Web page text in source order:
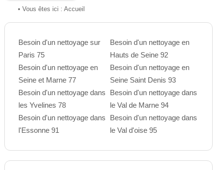
• Vous êtes ici : Accueil
Besoin d'un nettoyage sur
Paris 75
Besoin d'un nettoyage en
Seine et Marne 77
Besoin d'un nettoyage dans
les Yvelines 78
Besoin d'un nettoyage dans
l'Essonne 91
Besoin d'un nettoyage en
Hauts de Seine 92
Besoin d'un nettoyage en
Seine Saint Denis 93
Besoin d'un nettoyage dans
le Val de Marne 94
Besoin d'un nettoyage dans
le Val d'oise 95